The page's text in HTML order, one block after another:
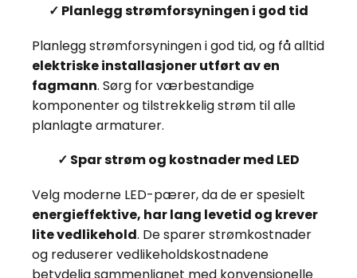
✓ Planlegg strømforsyningen i god tid
Planlegg strømforsyningen i god tid, og få alltid
elektriske installasjoner utført av en
fagmann. Sørg for værbestandige
komponenter og tilstrekkelig strøm til alle
planlagte armaturer.
✓ Spar strøm og kostnader med LED
Velg moderne LED-pærer, da de er spesielt
energieffektive, har lang levetid og krever
lite vedlikehold. De sparer strømkostnader
og reduserer vedlikeholdskostnadene